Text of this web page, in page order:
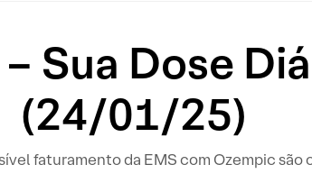
Sua Dose
(24/01/25)
faturamento da EMS com Ozempic são